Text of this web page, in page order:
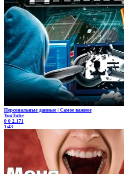
Персональные данные | Самое важное
YouTube
0 0 2.171
1:43